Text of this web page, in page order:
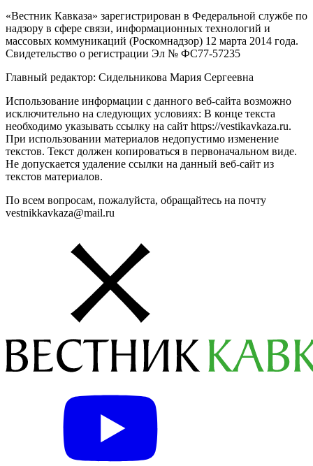
«Вестник Кавказа» зарегистрирован в Федеральной службе по
надзору в сфере связи, информационных технологий и
массовых коммуникаций (Роскомнадзор) 12 марта 2014 года.
Свидетельство о регистрации Эл № ФС77-57235
Главный редактор: Сидельникова Мария Сергеевна
Использование информации с данного веб-сайта возможно
исключительно на следующих условиях: В конце текста
необходимо указывать ссылку на сайт https://vestikavkaza.ru.
При использовании материалов недопустимо изменение
текстов. Текст должен копироваться в первоначальном виде.
Не допускается удаление ссылки на данный веб-сайт из
текстов материалов.
По всем вопросам, пожалуйста, обращайтесь на почту
vestnikkavkaza@mail.ru